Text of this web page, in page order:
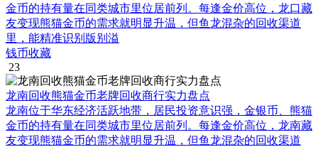
金币的持有量在同类城市里位居前列。每逢金价高位，龙口藏
友变现熊猫金币的需求就明显升温，但鱼龙混杂的回收渠道
里，能精准识别版别溢
钱币收藏
23
龙南回收熊猫金币老牌回收商行实力盘点
龙南位于华东经济活跃地带，居民投资意识强，金银币、熊猫
金币的持有量在同类城市里位居前列。每逢金价高位，龙南藏
友变现熊猫金币的需求就明显升温，但鱼龙混杂的回收渠道